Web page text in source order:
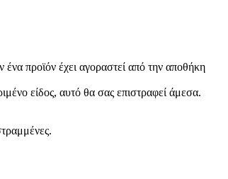
προϊόν έχει αγοραστεί από την αποθήκη
είδος, αυτό θα σας επιστραφεί άμεσα.